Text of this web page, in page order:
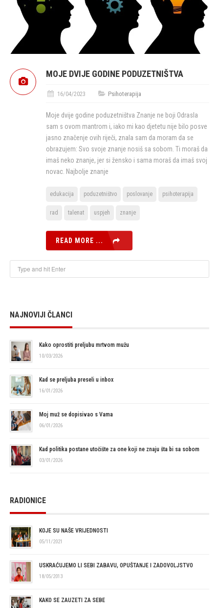
MOJE DVIJE GODINE PODUZETNIŠTVA
16/04/2023 Psihoterapija
Moje dvije godine poduzetništva Znanje ne boji Odrasla
sam s ovom mantrom i, iako mi kao djetetu nije bilo posve
jasno značenje ovih riječi, znala sam da moram da se
obrazujem: Svo svoje znanje nosiš sa sobom. Ti moraš da
imaš neko znanje, jer si žensko i sama moraš da imaš svoj
novac. Najbolje znanje
edukacija poduzetništvo poslovanje psihoterapija
rad talenat uspjeh znanje
READ MORE ...
NAJNOVIJI ČLANCI
Kako oprostiti preljubu mrtvom mužu
10/03/2026
Kad se preljuba preseli u inbox
16/01/2026
Moj muž se dopisivao s Vama
06/01/2026
Kad politika postane utočište za one koji ne znaju šta bi sa sobom
03/01/2026
RADIONICE
KOJE SU NAŠE VRIJEDNOSTI
05/11/2021
USKRAĆUJEMO LI SEBI ZABAVU, OPUŠTANJE I ZADOVOLJSTVO
18/05/2013
KAKO SE ZAUZETI ZA SEBE